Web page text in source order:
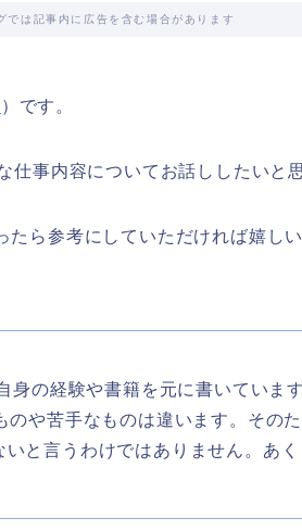
では記事内に広告を含む場合があります
）です。
事内容についてお話ししたいと
ら参考にしていただければ嬉し
身の経験や書籍を元に書いていま
や苦手なものは違います。その
と言うわけではありません。あ